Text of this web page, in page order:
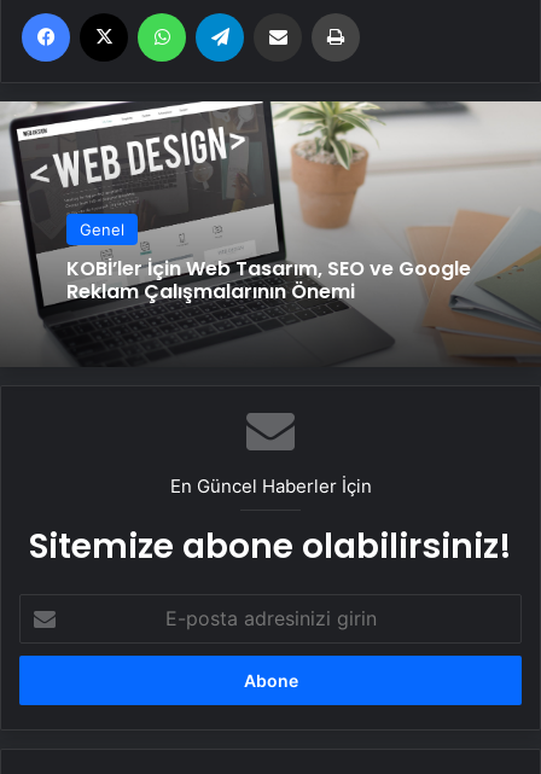
Facebook WhatsApp Email'den paylaş
Genel
KOBİ’ler İçin Web Tasarım, SEO ve Google
Reklam Çalışmalarının Önemi
En Güncel Haberler İçin
Sitemize abone olabilirsiniz!
posta
adresinizi